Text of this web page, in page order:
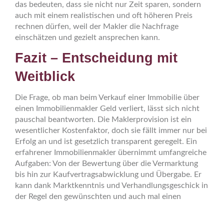
das bedeuten, dass sie nicht nur Zeit sparen, sondern
auch mit einem realistischen und oft höheren Preis
rechnen dürfen, weil der Makler die Nachfrage
einschätzen und gezielt ansprechen kann.
Fazit – Entscheidung mit
Weitblick
Die Frage, ob man beim Verkauf einer Immobilie über
einen Immobilienmakler Geld verliert, lässt sich nicht
pauschal beantworten. Die Maklerprovision ist ein
wesentlicher Kostenfaktor, doch sie fällt immer nur bei
Erfolg an und ist gesetzlich transparent geregelt. Ein
erfahrener Immobilienmakler übernimmt umfangreiche
Aufgaben: Von der Bewertung über die Vermarktung
bis hin zur Kaufvertragsabwicklung und Übergabe. Er
kann dank Marktkenntnis und Verhandlungsgeschick in
der Regel den gewünschten und auch mal einen